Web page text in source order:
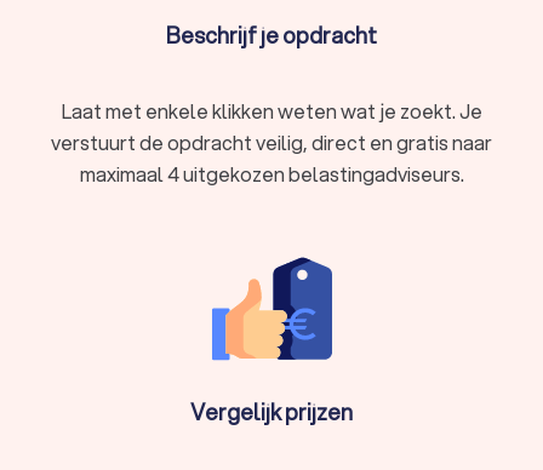
Beschrijf je opdracht
Laat met enkele klikken weten wat je zoekt. Je
verstuurt de opdracht veilig, direct en gratis naar
maximaal 4 uitgekozen belastingadviseurs.
Vergelijk prijzen